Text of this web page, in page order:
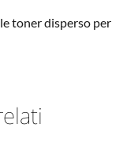
toner disperso per